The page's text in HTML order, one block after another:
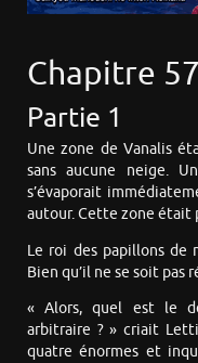
Chapitre
Partie 1
Une zone de Vanalis
sans aucune neige.
s’évaporait
autour. Cette zone était
Le roi des papillons de
Bien qu’il ne se soit pas
« Alors, quel est le
arbitraire ? » criait
quatre énormes et